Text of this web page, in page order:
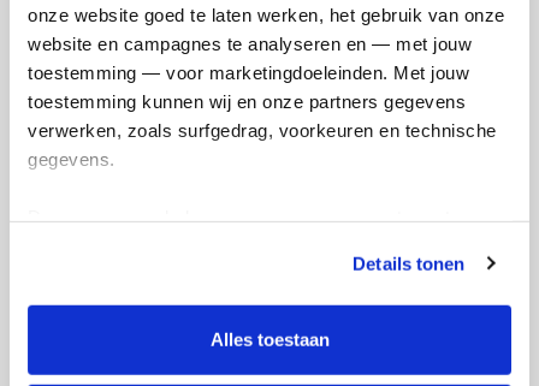
onze website goed te laten werken, het gebruik van onze
website en campagnes te analyseren en — met jouw
toestemming — voor marketingdoeleinden. Met jouw
toestemming kunnen wij en onze partners gegevens
verwerken, zoals surfgedrag, voorkeuren en technische
gegevens.
tonen. Je kunt je toestemming op elk moment wijzigen of
intrekken via Cookie instellingen onderaan de pagina. De
lijst met cookies is te vinden in het tabblad “details”.
Details tonen
Alles toestaan
en betaal €0.75 extra.
Doneer nu
€33
Word lid van ons team